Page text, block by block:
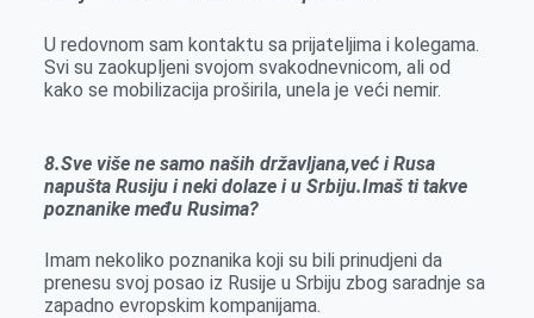
U redovnom sam kontaktu sa prijateljima i kolegama.
Svi su zaokupljeni svojom svakodnevnicom, ali od
kako se mobilizacija proširila, unela je veći nemir.
8.Sve više ne samo naših državljana,već i Rusa
napušta Rusiju i neki dolaze i u Srbiju.Imaš ti takve
poznanike među Rusima?
Imam nekoliko poznanika koji su bili prinudjeni da
prenesu svoj posao iz Rusije u Srbiju zbog saradnje sa
zapadno evropskim kompanijama.